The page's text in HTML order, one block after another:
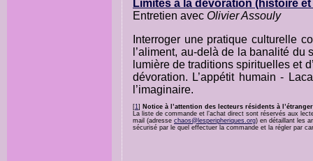
Limites à la dévoration (histoire
Entretien avec Olivier Assouly
Interroger une pratique culturelle
l’aliment, au-delà de la banalité
lumière de traditions spirituelles et
dévoration. L’appétit humain -
l’imaginaire.
[1] Notice à l’attention des lecteurs résidents à l’étranger
La liste de commande et l’achat direct sont réservés aux
mail (adresse chaos@lesperipheriques.org) en détaillant les
sécurisé par le quel effectuer la commande et la régler par